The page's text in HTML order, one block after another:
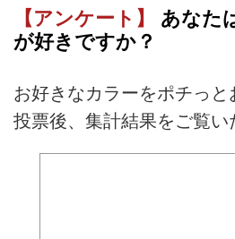
【アンケート】
あなた
が好きですか？
お好きなカラーをポチっと
投票後、集計結果をご覧い